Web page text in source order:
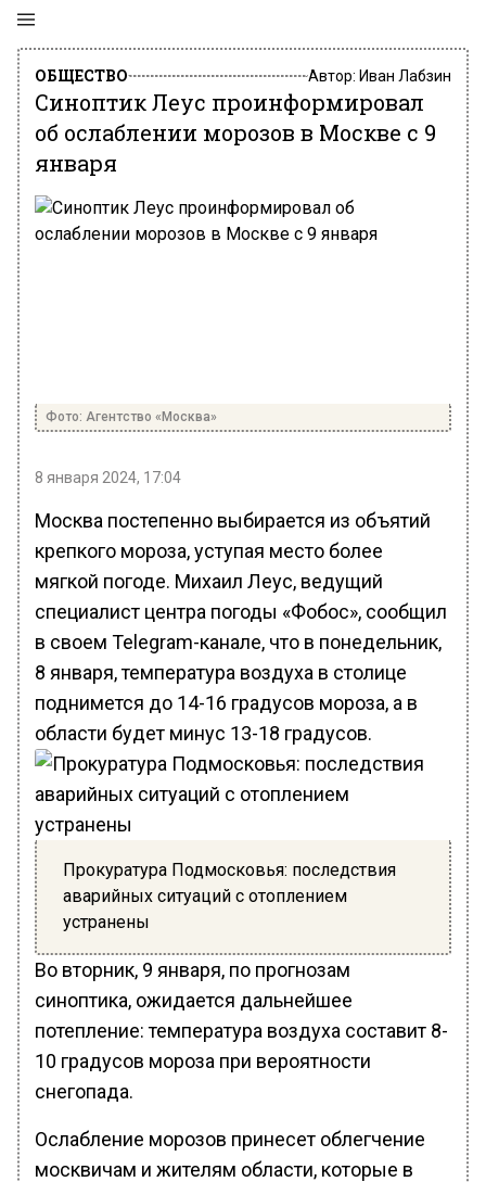
ОБЩЕСТВО Автор: Иван Лабзин
Синоптик Леус проинформировал
об ослаблении морозов в Москве с 9
января
Фото: Агентство «Москва»
8 января 2024, 17:04
Москва постепенно выбирается из объятий
крепкого мороза, уступая место более
мягкой погоде. Михаил Леус, ведущий
специалист центра погоды «Фобос», сообщил
в своем Telegram-канале, что в понедельник,
8 января, температура воздуха в столице
поднимется до 14-16 градусов мороза, а в
области будет минус 13-18 градусов.
Прокуратура Подмосковья: последствия
аварийных ситуаций с отоплением
устранены
Во вторник, 9 января, по прогнозам
синоптика, ожидается дальнейшее
потепление: температура воздуха составит 8-
10 градусов мороза при вероятности
снегопада.
Ослабление морозов принесет облегчение
москвичам и жителям области, которые в